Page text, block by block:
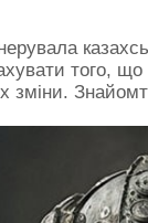
того,
зміни.